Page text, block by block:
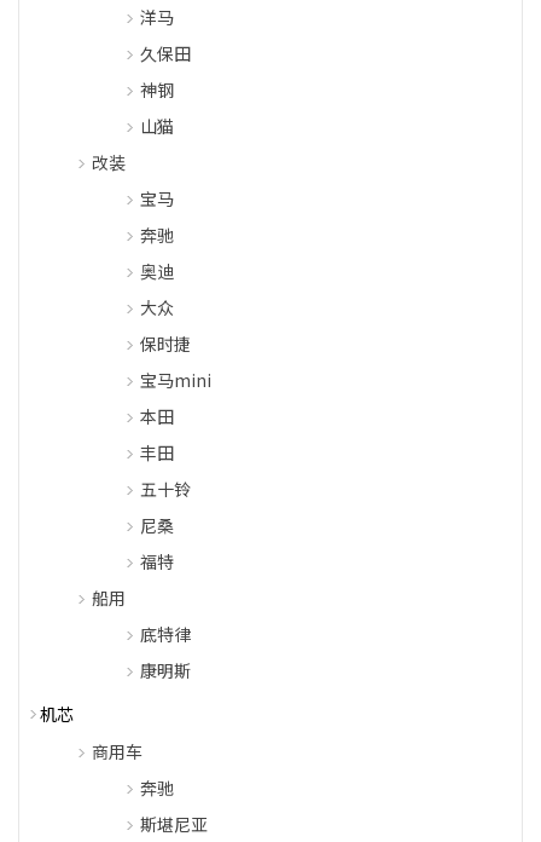
洋马
久保田
神钢
山猫
改装
宝马
奔驰
奥迪
大众
保时捷
宝马mini
本田
丰田
五十铃
尼桑
福特
船用
底特律
康明斯
机芯
商用车
奔驰
斯堪尼亚